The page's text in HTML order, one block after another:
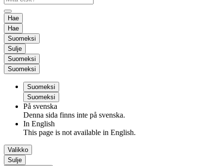
Hae
Hae
Suomeksi
Sulje
Suomeksi
Suomeksi
Suomeksi
Suomeksi
På svenska
Denna sida finns inte på svenska.
In English
This page is not available in English.
Valikko
Sulje